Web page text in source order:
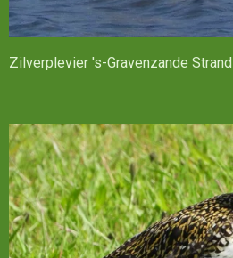
Zilverplevier 's-Gravenzande Strand